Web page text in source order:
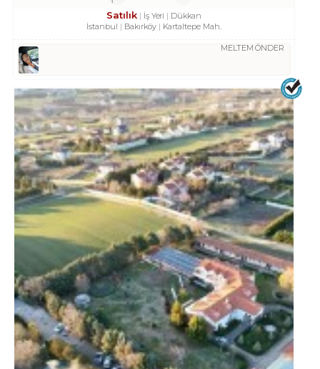
Satılık İş Yeri
Dükkan
İstanbul
Bakırköy Kartaltepe Mah.
MELTEM ÖNDER